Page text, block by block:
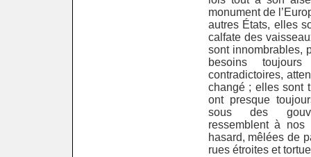
monument de
autres États, elles
calfate des
sont innombrables,
besoins
contradictoires,
changé ; elles sont
ont presque
sous des
ressemblent à nos
hasard, mêlées de
rues étroites et